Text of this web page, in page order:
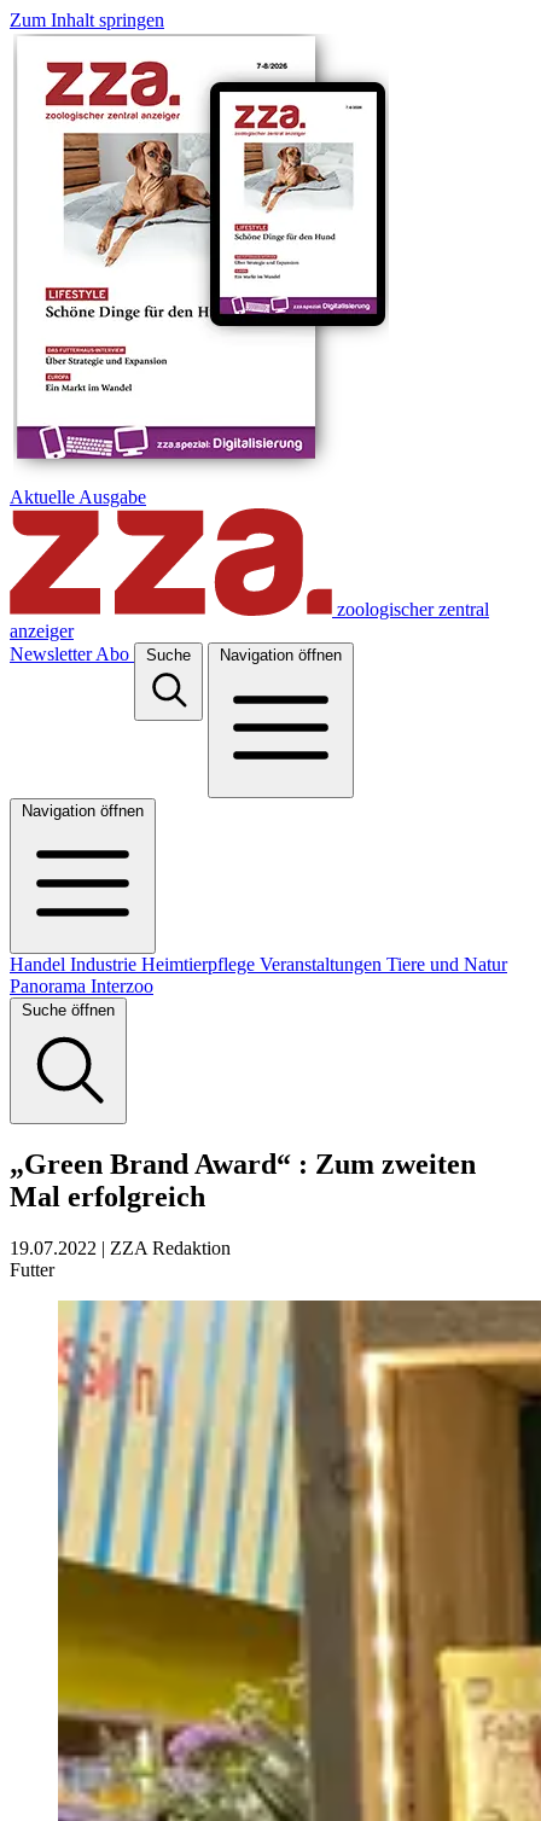
Zum Inhalt springen
Aktuelle Ausgabe
zoologischer zentral
anzeiger
Newsletter Abo Suche Navigation öffnen
Navigation öffnen
Handel Industrie Heimtierpflege Veranstaltungen Tiere und Natur
Panorama Interzoo
Suche öffnen
„Green Brand Award“ : Zum zweiten
Mal erfolgreich
19.07.2022 | ZZA Redaktion
Futter